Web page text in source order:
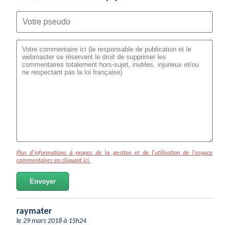
Plus d'informations à propos de la gestion et de l'utilisation de l'espace
commentaires en cliquant ici.
Envoyer
raymater
le 29 mars 2018 à 15h24